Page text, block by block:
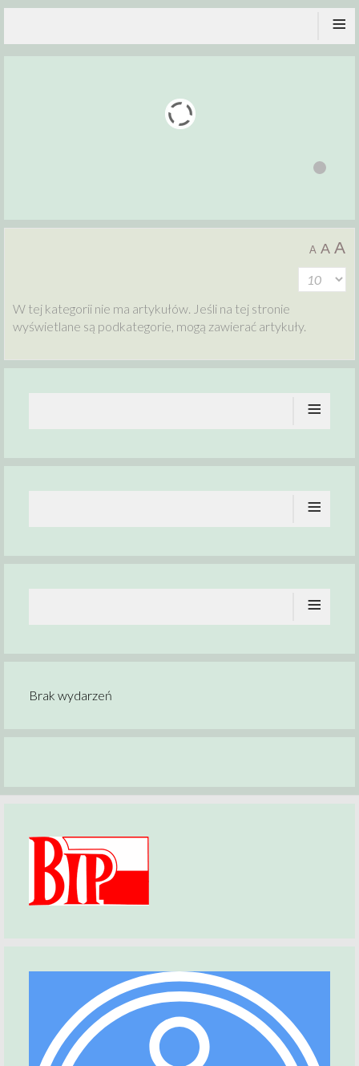
≡
A A A
W tej kategorii nie ma artykułów. Jeśli na tej stronie
wyświetlane są podkategorie, mogą zawierać artykuły.
≡
≡
≡
Brak wydarzeń